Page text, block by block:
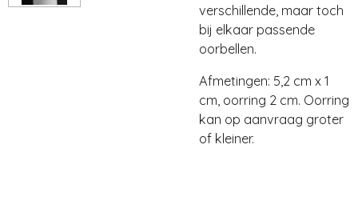
verschillende, maar toch
bij elkaar passende
oorbellen.
Afmetingen: 5,2 cm x 1
cm, oorring 2 cm. Oorring
kan op aanvraag groter
of kleiner.